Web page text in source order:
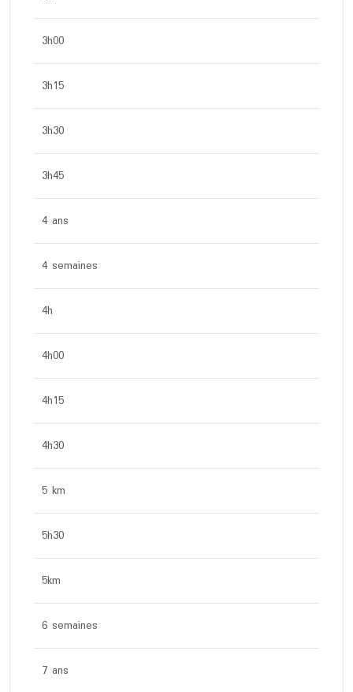
3h00
3h15
3h30
3h45
4 ans
4 semaines
4h
4h00
4h15
4h30
5 km
5h30
5km
6 semaines
7 ans